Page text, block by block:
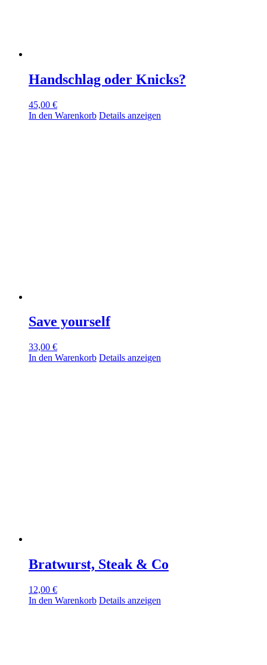
Handschlag oder Knicks?
45,00 €
In den Warenkorb Details anzeigen
Save yourself
33,00 €
In den Warenkorb Details anzeigen
Bratwurst, Steak & Co
12,00 €
In den Warenkorb Details anzeigen